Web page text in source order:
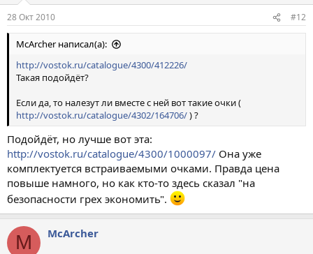
28 Окт 2010 #12
McArcher написал(а):
http://vostok.ru/catalogue/4300/412226/
Такая подойдёт?
Если да, то налезут ли вместе с ней вот такие очки (
http://vostok.ru/catalogue/4302/164706/) ?
Подойдёт, но лучше вот эта:
http://vostok.ru/catalogue/4300/1000097/ Она уже
комплектуется встраиваемыми очками. Правда цена
повыше намного, но как кто-то здесь сказал "на
безопасности грех экономить".
M McArcher